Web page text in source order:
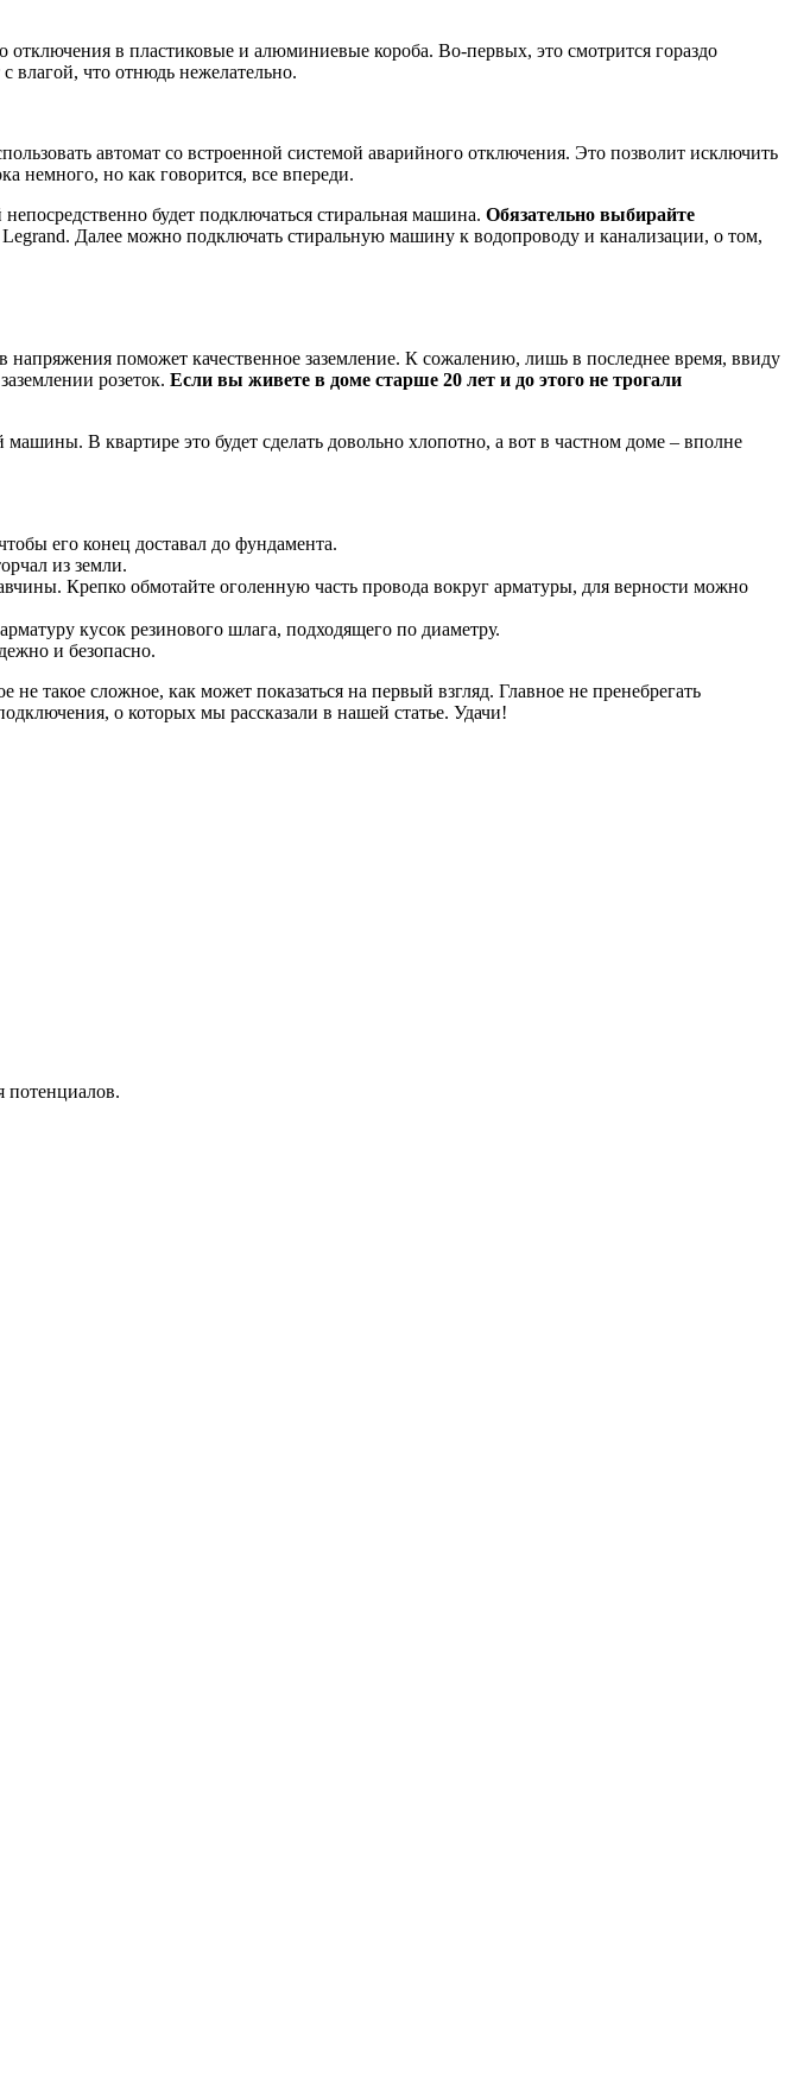
отключения в пластиковые и алюминиевые короба. Во-первых, это смотрится гораздо
влагой, что отнюдь нежелательно.
автомат со встроенной системой аварийного отключения. Это позволит исключить
немного, но как говорится, все впереди.
будет подключаться стиральная машина. Обязательно выбирайте
Legrand. Далее можно подключать стиральную машину к водопроводу и канализации, о том,
поможет качественное заземление. К сожалению, лишь в последнее время, ввиду
розеток. Если вы живете в доме старше 20 лет и до этого не трогали
В квартире это будет сделать довольно хлопотно, а вот в частном доме – вполне
его конец доставал до фундамента.
из земли.
Крепко обмотайте оголенную часть провода вокруг арматуры, для верности можно
кусок резинового шлага, подходящего по диаметру.
и безопасно.
такое сложное, как может показаться на первый взгляд. Главное не пренебрегать
о которых мы рассказали в нашей статье. Удачи!
потенциалов.